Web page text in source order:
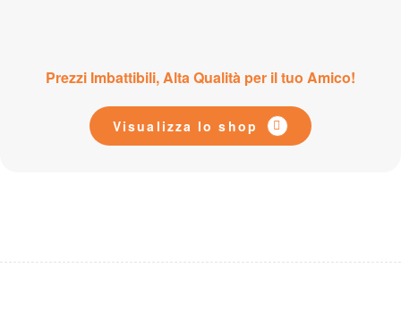
Prezzi Imbattibili, Alta Qualità per il tuo Amico!
Visualizza lo shop